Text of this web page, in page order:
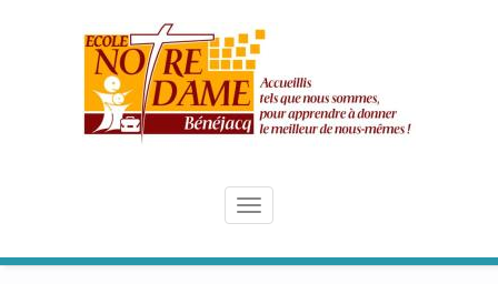
Toggle